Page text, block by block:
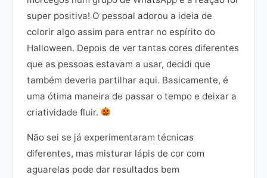
super positiva! O pessoal adorou a ideia de
colorir algo assim para entrar no espírito do
Halloween. Depois de ver tantas cores diferentes
que as pessoas estavam a usar, decidi que
também deveria partilhar aqui. Basicamente, é
uma ótima maneira de passar o tempo e deixar a
criatividade fluir.
Não sei se já experimentaram técnicas
diferentes, mas misturar lápis de cor com
aguarelas pode dar resultados bem